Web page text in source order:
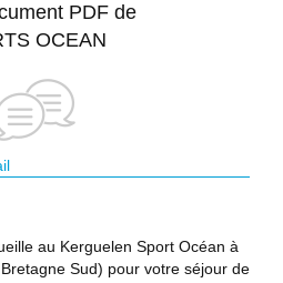
PDF de
OCEAN
au Kerguelen Sport Océan à
Sud) pour votre séjour de